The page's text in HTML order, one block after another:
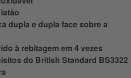
dupla e dupla face sobre a
à rebitagem em 4 vezes
do British Standard BS3322